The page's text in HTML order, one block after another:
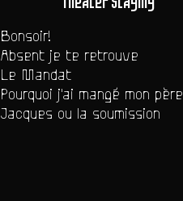
Bonsoir!
Absent je te retrouve
Le Mandat
Pourquoi j'ai mangé mon père
Jacques ou la soumission